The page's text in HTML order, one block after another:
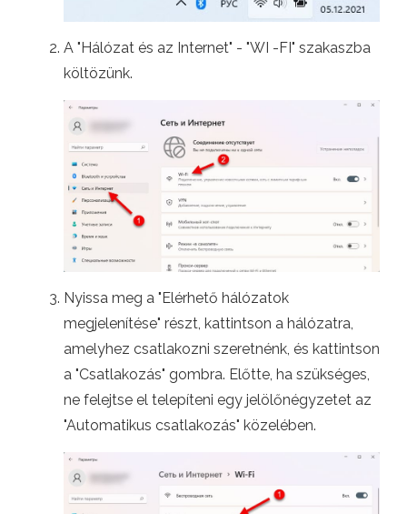
A "Hálózat és az Internet" - "WI -FI" szakaszba
költözünk.
Nyissa meg a "Elérhető hálózatok
megjelenítése" részt, kattintson a hálózatra,
amelyhez csatlakozni szeretnénk, és kattintson
a "Csatlakozás" gombra. Előtte, ha szükséges,
ne felejtse el telepíteni egy jelölőnégyzetet az
"Automatikus csatlakozás" közelében.